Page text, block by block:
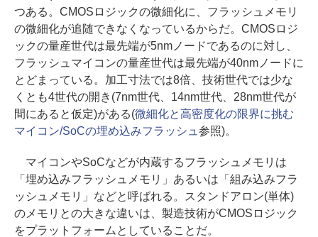
つある。CMOSロジックの微細化に、フラッシュメモリ
の微細化が追随できなくなっているからだ。CMOSロジ
ックの量産世代は最先端が5nmノードであるのに対し、
フラッシュマイコンの量産世代は最先端が40nmノードに
とどまっている。加工寸法では8倍、技術世代では少な
くとも4世代の開き(7nm世代、14nm世代、28nm世代が
間にあると仮定)がある(微細化と高密度化の限界に挑む
マイコン/SoCの埋め込みフラッシュ 参照)。
マイコンやSoCなどが内蔵するフラッシュメモリは
「埋め込みフラッシュメモリ」あるいは「組み込みフラ
ッシュメモリ」などと呼ばれる。スタンドアロン(単体)
のメモリとの大きな違いは、製造技術がCMOSロジック
をプラットフォームとしていることだ。